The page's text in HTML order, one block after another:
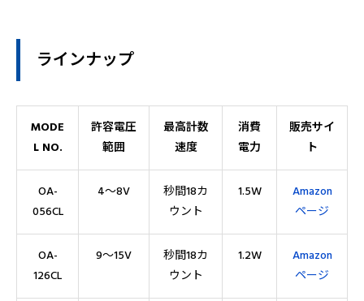
ラインナップ
MODE
L NO.
許容電圧
範囲
最高計数
速度
消費
電力
販売サイ
ト
OA-
056CL
4～8V
秒間18カ
ウント
1.5W
Amazon
ページ
OA-
126CL
9～15V
秒間18カ
ウント
1.2W
Amazon
ページ